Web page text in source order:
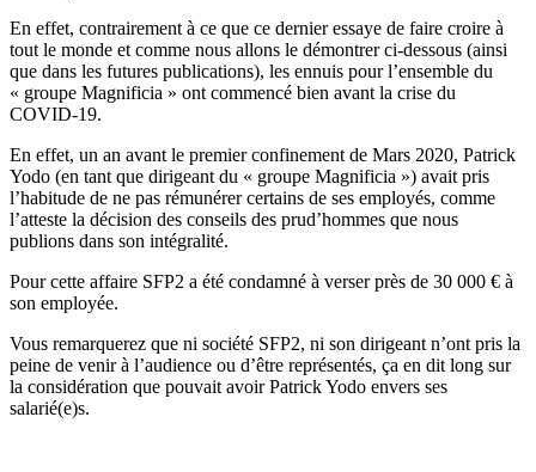
En effet, contrairement à ce que ce dernier essaye de faire croire à
tout le monde et comme nous allons le démontrer ci-dessous (ainsi
que dans les futures publications), les ennuis pour l’ensemble du
« groupe Magnificia » ont commencé bien avant la crise du
COVID-19.
En effet, un an avant le premier confinement de Mars 2020, Patrick
Yodo (en tant que dirigeant du « groupe Magnificia ») avait pris
l’habitude de ne pas rémunérer certains de ses employés, comme
l’atteste la décision des conseils des prud’hommes que nous
publions dans son intégralité.
Pour cette affaire SFP2 a été condamné à verser près de 30 000 € à
son employée.
Vous remarquerez que ni société SFP2, ni son dirigeant n’ont pris la
peine de venir à l’audience ou d’être représentés, ça en dit long sur
la considération que pouvait avoir Patrick Yodo envers ses
salarié(e)s.